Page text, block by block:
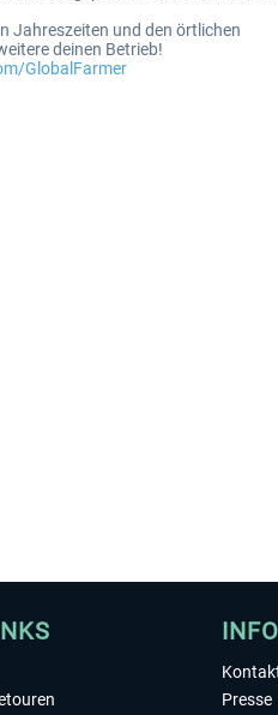
Jahreszeiten und den örtlichen
deinen Betrieb!
GlobalFarmer
Presse